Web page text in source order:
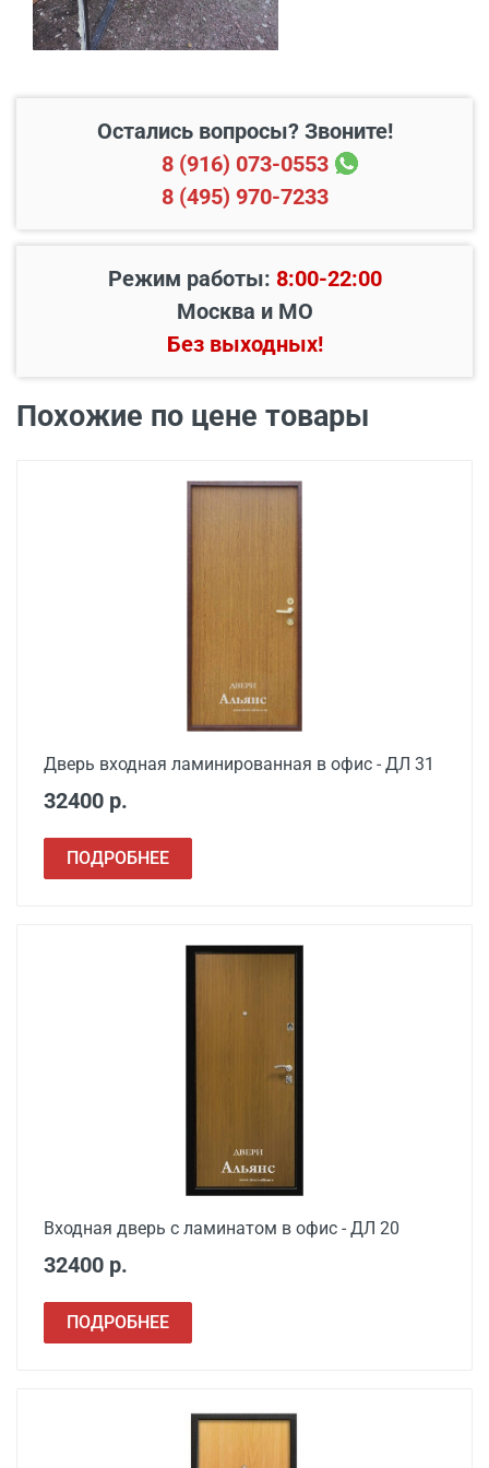
Цена, руб.
двери в готовый проем
от 3500
Демонтаж старой
от 600
металлической двери
Расширение проема от 1500
Остались вопросы? Звоните!
8 (916) 073-0553
8 (495) 970-7233
Режим работы: 8:00-22:00
Москва и МО
Без выходных!
Похожие по цене товары
Дверь входная ламинированная в офис - ДЛ 31
32400 р.
ПОДРОБНЕЕ
Входная дверь с ламинатом в офис - ДЛ 20
32400 р.
ПОДРОБНЕЕ